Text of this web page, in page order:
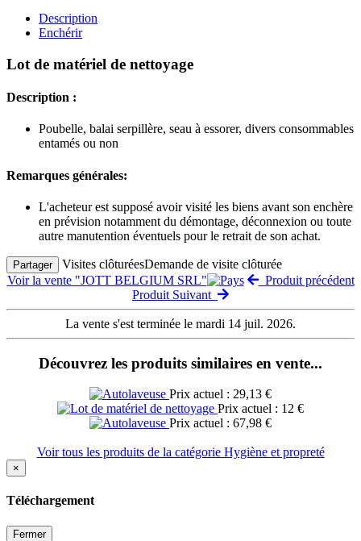
Description
Enchérir
Lot de matériel de nettoyage
Description :
Poubelle, balai serpillère, seau à essorer, divers consommables
entamés ou non
Remarques générales:
L'acheteur est supposé avoir visité les biens avant son enchère
en prévision notamment du démontage, déconnexion ou toute
autre manutention éventuels pour le retrait de son achat.
Partager Visites clôturéesDemande de visite clôturée
Voir la vente "JOTT BELGIUM SRL"
Produit précédent
Produit Suivant
La vente s'est terminée le mardi 14 juil. 2026.
Découvrez les produits similaires en vente...
Prix actuel : 29,13 €
Prix actuel : 12 €
Prix actuel : 67,98 €
Voir tous les produits de la catégorie Hygiène et propreté
×
Téléchargement
Fermer